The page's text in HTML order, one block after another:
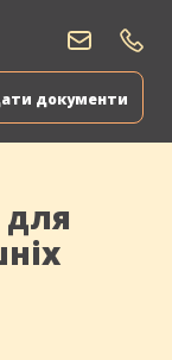
документи
для